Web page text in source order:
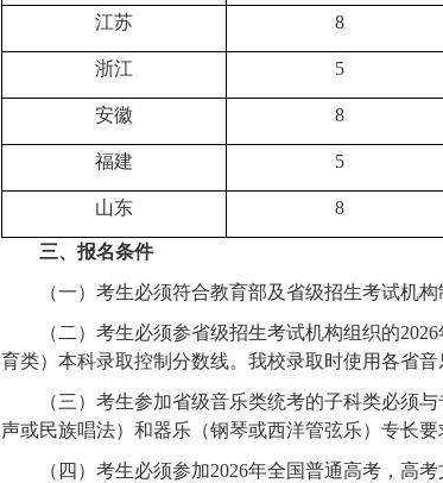
江苏 8
浙江 5
安徽 8
福建 5
山东 8
三、报名条件
（一）考生必须符合教育部及省级招生考试机
（二）考生必须参省级招生考试机构组织的
育类）本科录取控制分数线。我校录取时使用各省
（三）考生参加省级音乐类统考的子科类必须
声或民族唱法）和器乐（钢琴或西洋管弦乐）专长
（四）考生必须参加2026年全国普通高考，高